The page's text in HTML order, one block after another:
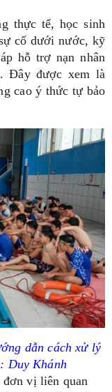
thực tế, học sinh
cố dưới nước, kỹ
hỗ trợ nạn nhân
Đây được xem là
cao ý thức tự bảo
dẫn cách xử lý
Duy Khánh
vị liên quan